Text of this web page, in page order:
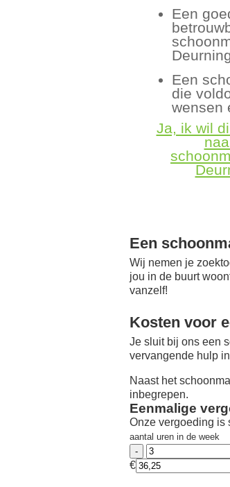
Een
Een
die
wensen
Ja, ik wil
Een
Wij nemen je
jou in de buurt
vanzelf!
Kosten voor
Je sluit bij ons een
vervangende hulp
Naast het
inbegrepen.
Eenmalige
Onze vergoeding is
aantal uren in de week
€